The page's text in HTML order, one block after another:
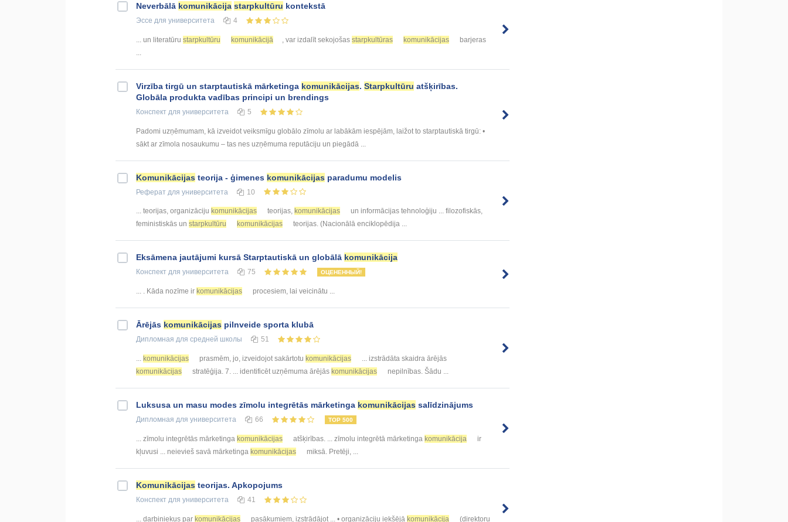
Neverbālā komunikācija starpkultūru kontekstā
Эссе для университета 4
... un literatūru starpkultūru komunikācijā , var izdalīt sekojošas starpkultūras komunikācijas
barjeras
Virzība tirgū un starptautiskā mārketinga komunikācijas. Starpkultūru atšķirības.
Globāla produkta vadības principi un brendings
Конспект для университета 5
Padomi uzņēmumam, kā izveidot veiksmīgu globālo zīmolu ar labākām iespējām, laižot to starptautiskā tirgū: •
sākt ar zīmola nosaukumu – tas nes uzņēmuma reputāciju un piegādā ...
Komunikācijas teorija - ģimenes komunikācijas paradumu modelis
Реферат для университета 10
... teorijas, organizāciju komunikācijas teorijas, komunikācijas
un informācijas tehnoloģiju ... filozofiskās,
feministiskās un starpkultūru komunikācijas teorijas. (Nacionālā enciklopēdija ...
Eksāmena jautājumi kursā Starptautiskā un globālā komunikācija
Конспект для университета 75 ОЦЕНЕННЫЙ!
... . Kāda nozīme ir komunikācijas procesiem, lai veicinātu ...
Ārējās komunikācijas pilnveide sporta klubā
Дипломная для средней школы 51
... komunikācijas prasmēm, jo, izveidojot sakārtotu komunikācijas
... izstrādāta skaidra ārējās
komunikācijas
stratēģija. 7. ... identificēt uzņēmuma ārējās komunikācijas nepilnības. Šādu ...
Luksusa un masu modes zīmolu integrētās mārketinga komunikācijas salīdzinājums
Дипломная для университета 66 TOP 500
... zīmolu integrētās mārketinga komunikācijas atšķirības. ... zīmolu integrētā mārketinga komunikācija
ir
kļuvusi ... neievieš savā mārketinga komunikācijas miksā. Pretēji, ...
Komunikācijas teorijas. Apkopojums
Конспект для университета 41
... darbiniekus par komunikācijas pasākumiem, izstrādājot ... • organizāciju iekšējā komunikācija
(direktoru